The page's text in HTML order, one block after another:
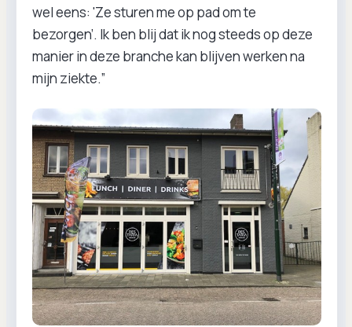
wel eens: 'Ze sturen me op pad om te
bezorgen’. Ik ben blij dat ik nog steeds op deze
manier in deze branche kan blijven werken na
mijn ziekte.”